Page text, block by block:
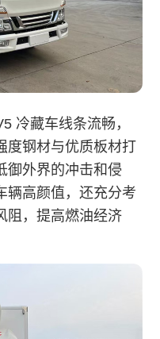
冷藏车线条流畅，
度钢材与优质板材打
御外界的冲击和侵
辆高颜值，还充分考
阻，提高燃油经济